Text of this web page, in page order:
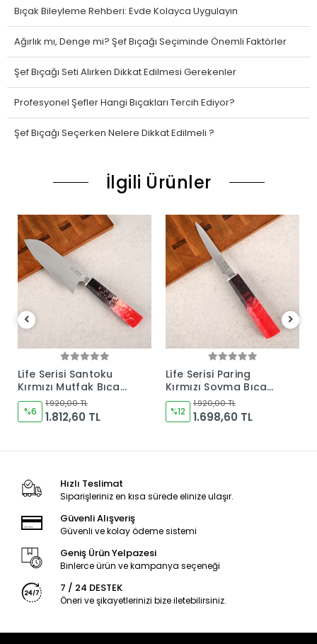
Bıçak Bileyleme Rehberi: Evde Kolayca Uygulayın
Ağırlık mı, Denge mi? Şef Bıçağı Seçiminde Önemli Faktörler
Şef Bıçağı Seti Alırken Dikkat Edilmesi Gerekenler
Profesyonel Şefler Hangi Bıçakları Tercih Ediyor?
Şef Bıçağı Seçerken Nelere Dikkat Edilmeli ?
İlgili Ürünler
Life Serisi Santoku
Kırmızı Mutfak Bıçağı
175mm Namlu -
Kocakaya Bıçakları
%6
1.920,00 TL
1.812,60 TL
Life Serisi Paring
Kırmızı Soyma Bıçağı
120mm Namlu -
Kocakaya Bıçakları
%12
1.920,00 TL
1.698,60 TL
Hızlı Teslimat
Siparişleriniz en kısa sürede elinize ulaşır.
Güvenli Alışveriş
Güvenli ve kolay ödeme sistemi
Geniş Ürün Yelpazesi
Binlerce ürün ve kampanya seçeneği
7 / 24 DESTEK
Öneri ve şikayetlerinizi bize iletebilirsiniz.